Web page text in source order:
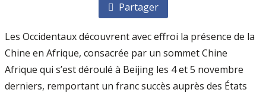
Partager
Les Occidentaux découvrent avec effroi la présence de la
Chine en Afrique, consacrée par un sommet Chine
Afrique qui s’est déroulé à Beijing les 4 et 5 novembre
derniers, remportant un franc succès auprès des États